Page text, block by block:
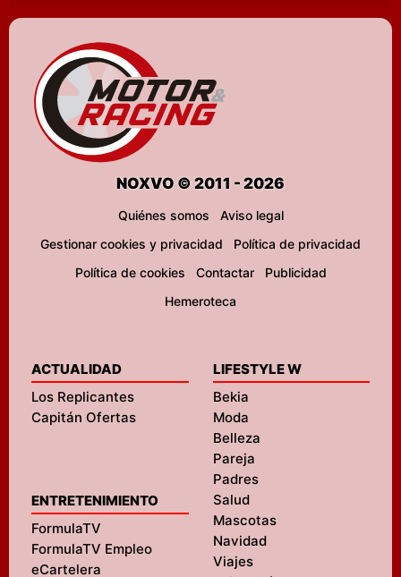
NOXVO © 2011 - 2026
Quiénes somos
Aviso legal
Gestionar cookies y privacidad
Política de privacidad
Política de cookies
Contactar
Publicidad
Hemeroteca
ACTUALIDAD
Los Replicantes
Capitán Ofertas
ENTRETENIMIENTO
FormulaTV
FormulaTV Empleo
eCartelera
LIFESTYLE W
Bekia
Moda
Belleza
Pareja
Padres
Salud
Mascotas
Navidad
Viajes